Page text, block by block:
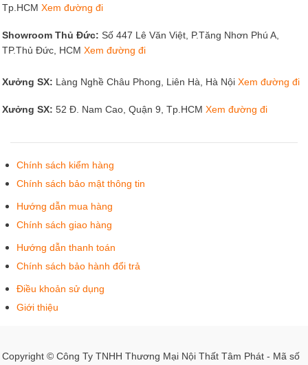
Tp.HCM Xem đường đi
Showroom Thủ Đức: Số 447 Lê Văn Việt, P.Tăng Nhơn Phú A,
TP.Thủ Đức, HCM Xem đường đi
Xưởng SX: Làng Nghề Châu Phong, Liên Hà, Hà Nội Xem đường đi
Xưởng SX: 52 Đ. Nam Cao, Quận 9, Tp.HCM Xem đường đi
Chính sách kiểm hàng
Chính sách bảo mật thông tin
Hướng dẫn mua hàng
Chính sách giao hàng
Hướng dẫn thanh toán
Chính sách bảo hành đổi trả
Điều khoản sử dụng
Giới thiệu
Copyright © Công Ty TNHH Thương Mại Nội Thất Tâm Phát - Mã số